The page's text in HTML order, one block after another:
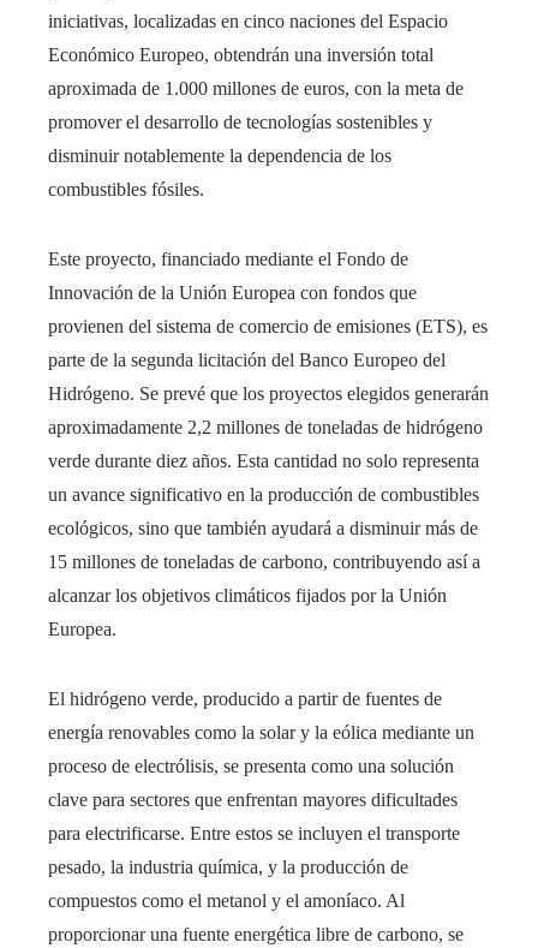
iniciativas, localizadas en cinco naciones del Espacio
Económico Europeo, obtendrán una inversión total
aproximada de 1.000 millones de euros, con la meta de
promover el desarrollo de tecnologías sostenibles y
disminuir notablemente la dependencia de los
combustibles fósiles.
Este proyecto, financiado mediante el Fondo de
Innovación de la Unión Europea con fondos que
provienen del sistema de comercio de emisiones (ETS), es
parte de la segunda licitación del Banco Europeo del
Hidrógeno. Se prevé que los proyectos elegidos generarán
aproximadamente 2,2 millones de toneladas de hidrógeno
verde durante diez años. Esta cantidad no solo representa
un avance significativo en la producción de combustibles
ecológicos, sino que también ayudará a disminuir más de
15 millones de toneladas de carbono, contribuyendo así a
alcanzar los objetivos climáticos fijados por la Unión
Europea.
El hidrógeno verde, producido a partir de fuentes de
energía renovables como la solar y la eólica mediante un
proceso de electrólisis, se presenta como una solución
clave para sectores que enfrentan mayores dificultades
para electrificarse. Entre estos se incluyen el transporte
pesado, la industria química, y la producción de
compuestos como el metanol y el amoníaco. Al
proporcionar una fuente energética libre de carbono, se